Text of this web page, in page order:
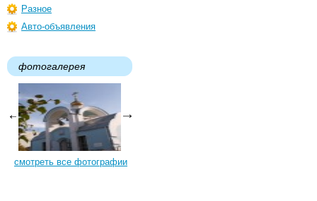
Разное
Авто-объявления
фотогалерея
смотреть все фотографии